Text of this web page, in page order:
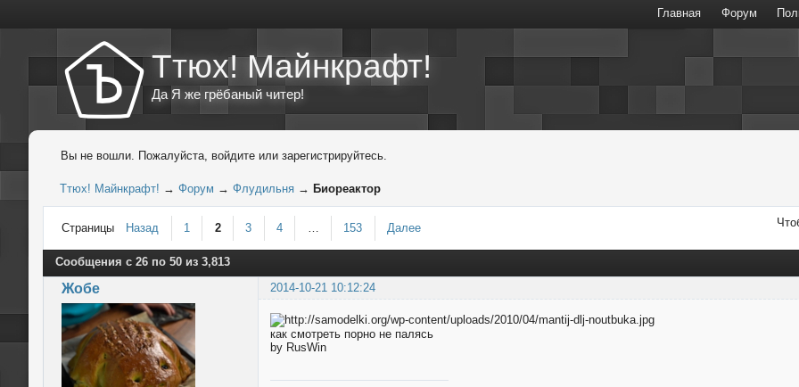
Главная Форум
Ттюх! Майнкрафт!
Да Я же грёбаный читер!
Вы не вошли. Пожалуйста, войдите или зарегистрируйтесь.
Ттюх! Майнкрафт! → Форум → Флудильня → Биореактор
Страницы Назад 1 2 3 4 153 Далее
Сообщения с 26 по 50 из 3,813
Жобе 2014-10-21 10:12:24
как смотреть порно не палясь
by RusWin